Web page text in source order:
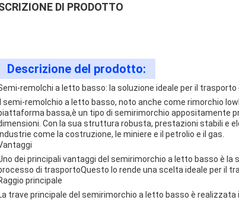
DI PRODOTTO
Descrizione del prodotto:
remolchi a letto basso: la soluzione ideale per il trasporto
semi-remolchio a letto basso, noto anche come rimorchio
bassa,è un tipo di semirimorchio appositamente
Con la sua struttura robusta, prestazioni stabili e
come la costruzione, le miniere e il petrolio e il gas.
dei principali vantaggi del semirimorchio a letto basso è
di trasportoQuesto lo rende una scelta ideale per il
principale
trave principale del semirimorchio a letto basso è